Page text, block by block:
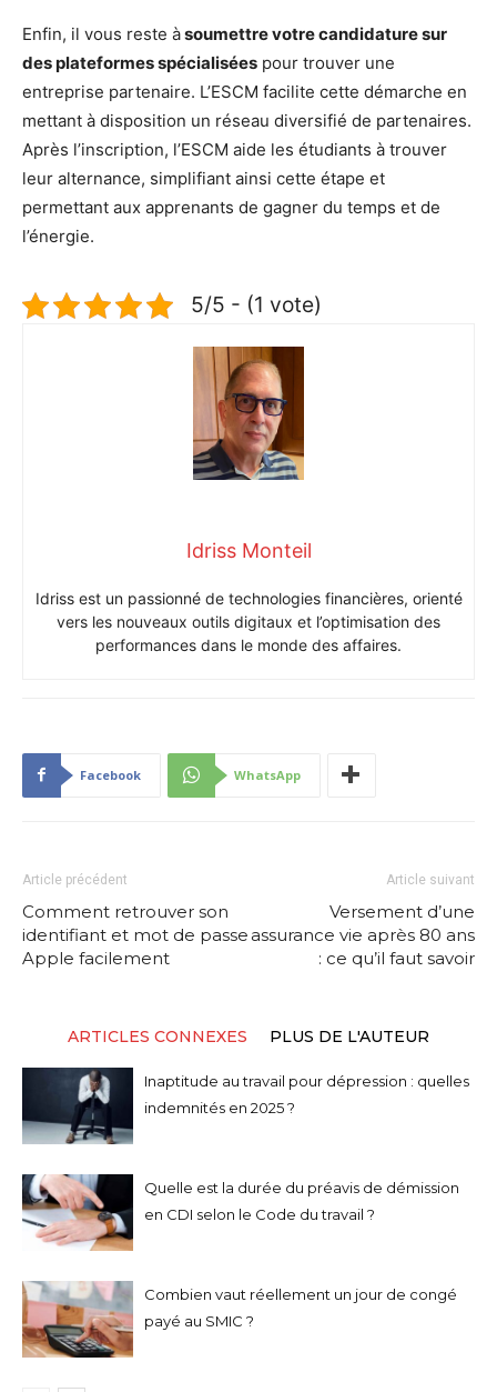
Enfin, il vous reste àsoumettre votre candidature sur
des plateformes spécialisées pour trouver une
entreprise partenaire. L’ESCM facilite cette démarche en
mettant à disposition un réseau diversifié de partenaires.
Après l’inscription, l’ESCM aide les étudiants à trouver
leur alternance, simplifiant ainsi cette étape et
permettant aux apprenants de gagner du temps et de
l’énergie.
5/5 - (1 vote)
Idriss Monteil
Idriss est un passionné de technologies financières, orienté
vers les nouveaux outils digitaux et l’optimisation des
performances dans le monde des affaires.
Facebook WhatsApp
Article précédent
Comment retrouver son
identifiant et mot de passe
Apple facilement
Article suivant
Versement d’une
assurance vie après 80 ans
: ce qu’il faut savoir
ARTICLES CONNEXES PLUS DE L'AUTEUR
Inaptitude au travail pour dépression : quelles
indemnités en 2025 ?
Quelle est la durée du préavis de démission
en CDI selon le Code du travail ?
Combien vaut réellement un jour de congé
payé au SMIC ?